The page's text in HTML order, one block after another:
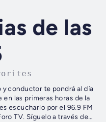
de las
y conductor te pondrá al día
las primeras horas de la
través de